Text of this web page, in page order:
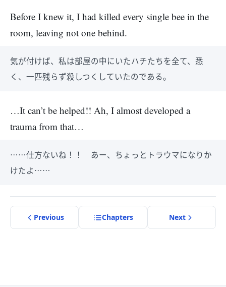
Before I knew it, I had killed every single bee in the
room, leaving not one behind.
気が付けば、私は部屋の中にいたハチたちを全て、悉
く、一匹残らず殺しつくしていたのである。
…It can’t be helped!! Ah, I almost developed a
trauma from that…
……仕方ないね！！ あー、ちょっとトラウマになりか
けたよ……
Previous Chapters Next